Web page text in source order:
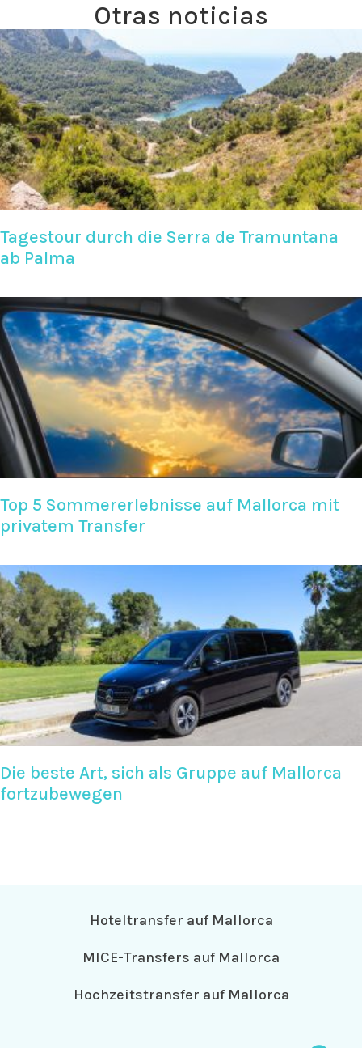
Otras noticias
Tagestour durch die Serra de Tramuntana
ab Palma
Top 5 Sommererlebnisse auf Mallorca mit
privatem Transfer
Die beste Art, sich als Gruppe auf Mallorca
fortzubewegen
Hoteltransfer auf Mallorca
MICE-Transfers auf Mallorca
Hochzeitstransfer auf Mallorca